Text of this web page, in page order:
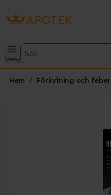
Meny
Sök
Hem Förkylning och feber